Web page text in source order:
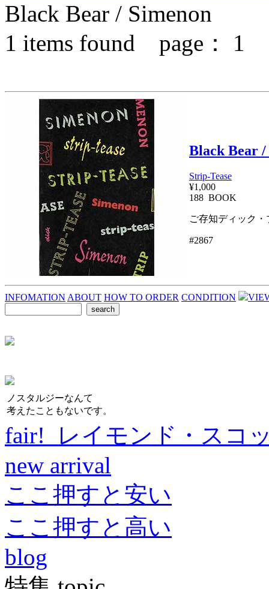
Black Bear / Simenon
1 items found page： 1
Black Bear /
Strip-Tease
¥1,000
188 BOOK
ご存知ディック
#2867
INFOMATION ABOUT HOW TO ORDER CONDITION
ノスタルジーなんて
考えたこともないです。
fair! レイモンド・スコ
new arrival
ここ押すと安い
ここ押すと高い
blog